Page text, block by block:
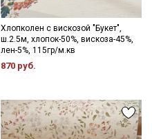
Хлопколен с вискозой "Букет",
ш.2.5м, хлопок-50%, вискоза-45%,
лен-5%, 115гр/м.кв
870 руб.